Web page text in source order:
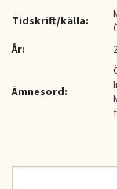
Tidskrift/källa:
År:
Ämnesord: